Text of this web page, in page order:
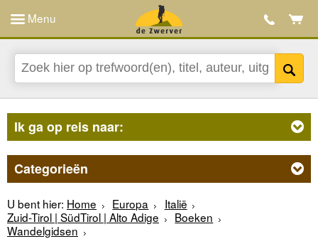
Menu
Ik ga op reis naar:
Categorieën
U bent hier: Home Europa
Italië
Zuid-Tirol | SüdTirol | Alto Adige
Boeken
Wandelgidsen